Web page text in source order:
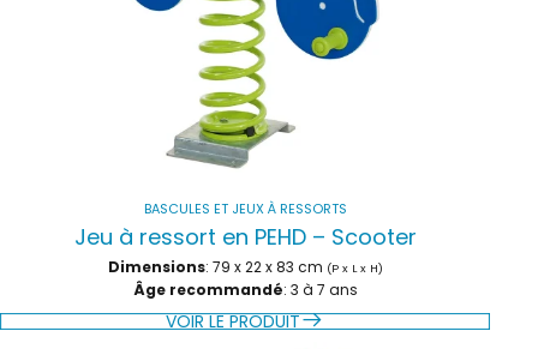
BASCULES ET JEUX À RESSORTS
Jeu à ressort en PEHD – Scooter
Dimensions: 79 x 22 x 83 cm (P x L x H)
Âge recommandé: 3 à 7 ans
VOIR LE PRODUIT